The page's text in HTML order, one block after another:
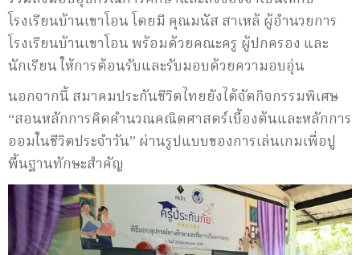
โรงเรียนบ้านเขาโอน โดยมี คุณมนัส สาเหล้ ผู้อำนวยการ
โรงเรียนบ้านเขาโอน พร้อมด้วยคณะครู ผู้ปกครอง และ
นักเรียน ให้การต้อนรับและรับมอบด้วยความอบอุ่น
นอกจากนี้ สมาคมประกันชีวิตไทยยังได้จัดกิจกรรมพิเศษ
“สอนหลักการคิดคำนวณคณิตศาสตร์เบื้องต้นและหลักการ
ออมในชีวิตประจำวัน” ผ่านรูปแบบของการเล่นเกมเพื่อปู
พื้นฐานทักษะสำคัญ